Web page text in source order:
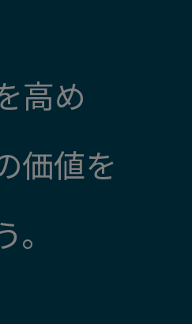
高め
価値を